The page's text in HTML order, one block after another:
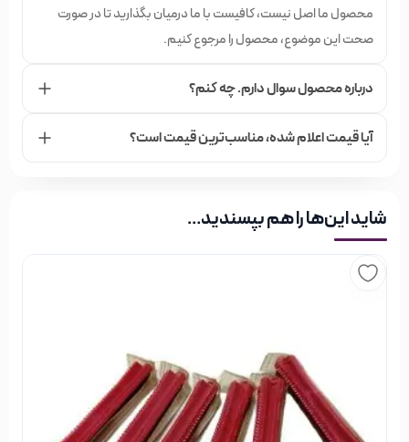
محصول ما اصل نیست، کافیست با ما درمیان بگذارید تا در صورت
صحت این موضوع، محصول را مرجوع کنیم.
درباره محصول سوال دارم. چه کنم؟
آیا قیمت اعلام شده،‌ مناسب‌ترین قیمت است؟
شاید این‌ها را هم بپسندید…